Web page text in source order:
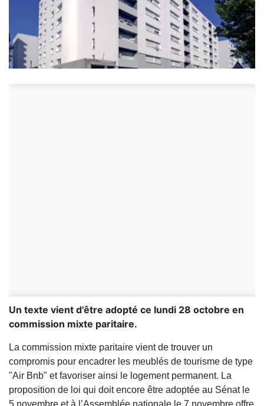
Un texte vient d'être adopté ce lundi 28 octobre en
commission mixte paritaire.
La commission mixte paritaire vient de trouver un
compromis pour encadrer les meublés de tourisme de type
"Air Bnb" et favoriser ainsi le logement permanent. La
proposition de loi qui doit encore être adoptée au Sénat le